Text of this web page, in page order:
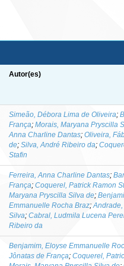
Autor(es)
Simeão, Débora Lima de Oliveira;
França;Morais, Maryana Pryscilla
Anna Charline Dantas;Oliveira,
de;Silva, André Ribeiro da;
Stafin
Ferreira, Anna Charline Dantas;
França;Coquerel, Patrick Ramon
Maryana Pryscilla Silva de;
Emmanuelle Rocha Braz;
Silva;Cabral, Ludmila Lucena
Ribeiro da
Benjamim, Eloyse Emmanuelle
Jônatas de França;Coquerel,